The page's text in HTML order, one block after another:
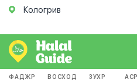
Кологрив
ФАДЖР ВОСХОД ЗУХР АСР